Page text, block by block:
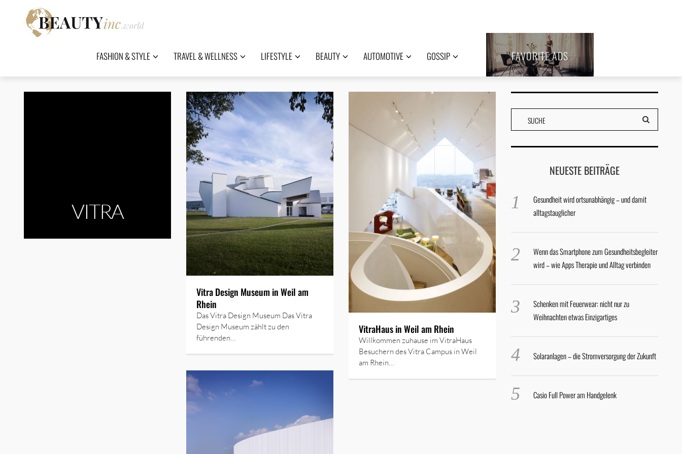
FASHION & STYLE TRAVEL & WELLNESS LIFESTYLE BEAUTY AUTOMOTIVE GOSSIP FAVORITE ADS
VITRA
Vitra Design Museum in Weil am
Rhein
Das Vitra Design Museum Das Vitra
Design Museum zählt zu den
führenden…
VitraHaus in Weil am Rhein
Willkommen zuhause im VitraHaus
Besuchern des Vitra Campus in Weil
am Rhein…
NEUESTE BEITRÄGE
Gesundheit wird ortsunabhängig – und damit
alltagstauglicher
Wenn das Smartphone zum Gesundheitsbegleiter
wird – wie Apps Therapie und Alltag verbinden
Schenken mit Feuerwear: nicht nur zu
Weihnachten etwas Einzigartiges
Solaranlagen – die Stromversorgung der Zukunft
Casio Full Power am Handgelenk